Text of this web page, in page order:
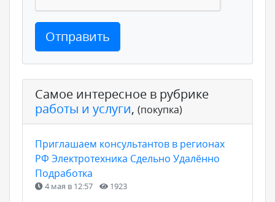
Отправить
Самое интересное в рубрике
работы и услуги, (покупка)
Приглашаем консультантов в регионах
РФ Электротехника Сдельно Удалённо
Подработка
4 мая в 12:57 1923